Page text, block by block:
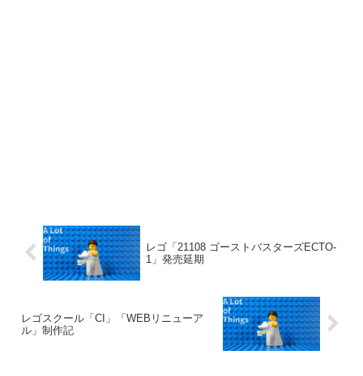
レゴ「21108 ゴーストバスターズECTO-
1」発売延期
レゴスクール「CI」「WEBリニューア
ル」制作記